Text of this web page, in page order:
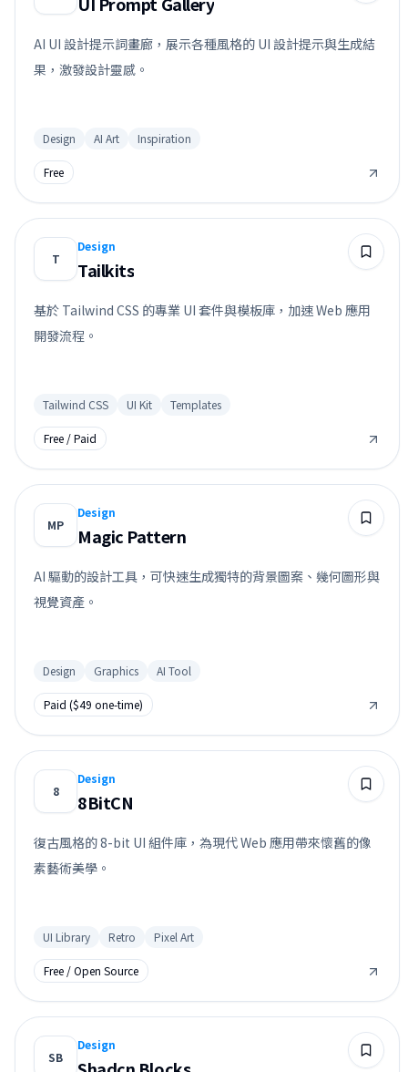
AI UI 設計提示詞畫廊，展示各種風格的 UI 設計提示與生成結
果，激發設計靈感。
Design AI Art Inspiration
Free
T
Design
Tailkits
基於 Tailwind CSS 的專業 UI 套件與模板庫，加速 Web 應用
開發流程。
Tailwind CSS UI Kit Templates
Free / Paid
MP
Design
Magic Pattern
AI 驅動的設計工具，可快速生成獨特的背景圖案、幾何圖形與
視覺資產。
Design Graphics AI Tool
Paid ($49 one-time)
8
Design
8BitCN
復古風格的 8-bit UI 組件庫，為現代 Web 應用帶來懷舊的像
素藝術美學。
UI Library Retro Pixel Art
Free / Open Source
SB
Design